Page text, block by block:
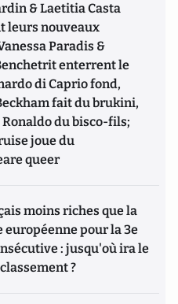
& Laetitia Casta
leurs nouveaux
Paradis &
enterrent le
di Caprio fond,
fait du brukini,
du bisco-fils;
joue du
queer
moins riches que la
européenne pour la 3e
: jusqu'où ira le
?